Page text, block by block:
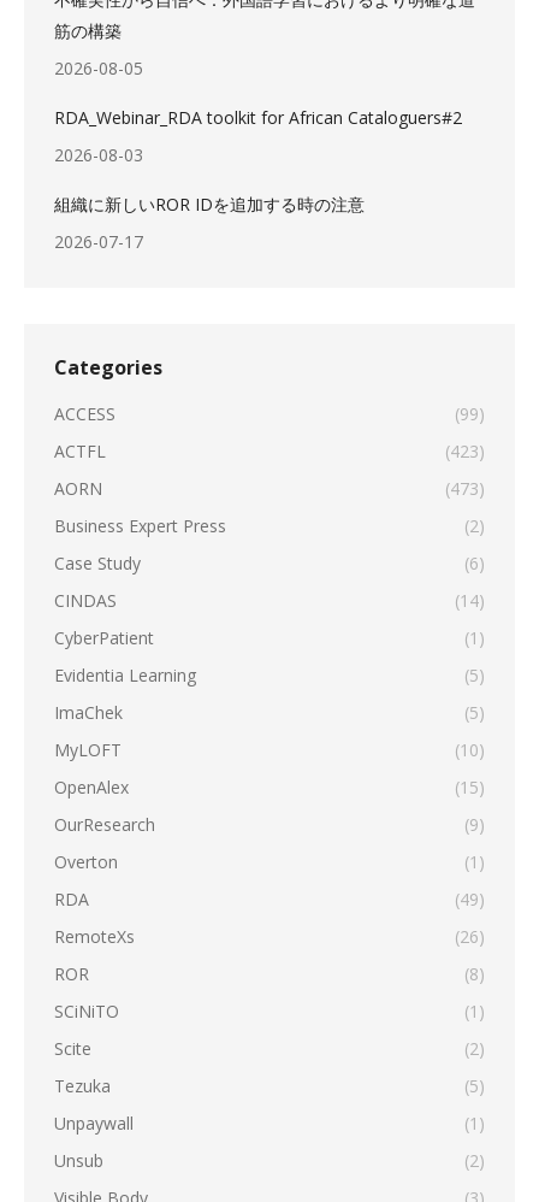
筋の構築
2026-08-05
RDA_Webinar_RDA toolkit for African Cataloguers#2
2026-08-03
組織に新しいROR IDを追加する時の注意
2026-07-17
Categories
ACCESS
(99)
ACTFL
(423)
AORN
(473)
Business Expert Press
(2)
Case Study
(6)
CINDAS
(14)
CyberPatient
(1)
Evidentia Learning
(5)
ImaChek
(5)
MyLOFT
(10)
OpenAlex
(15)
OurResearch
(9)
Overton
(1)
RDA
(49)
RemoteXs
(26)
ROR
(8)
SCiNiTO
(1)
Scite
(2)
Tezuka
(5)
Unpaywall
(1)
Unsub
(2)